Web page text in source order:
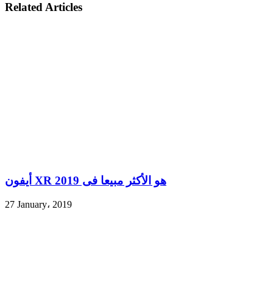
Related Articles
أيفون XR هو الأكثر مبيعا فى 2019
27 January، 2019